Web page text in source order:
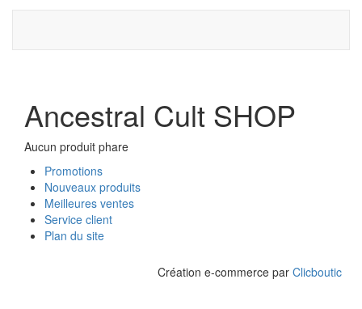
Ancestral Cult SHOP
Aucun produit phare
Promotions
Nouveaux produits
Meilleures ventes
Service client
Plan du site
Création e-commerce par Clicboutic